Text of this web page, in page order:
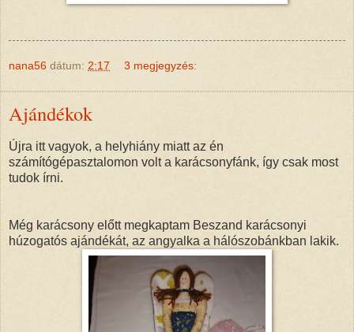
nana56 dátum: 2:17 3 megjegyzés:
Ajándékok
Újra itt vagyok, a helyhiány miatt az én
számítógépasztalomon volt a karácsonyfánk, így csak most
tudok írni.
Még karácsony előtt megkaptam Beszand karácsonyi
húzogatós ajándékát, az angyalka a hálószobánkban lakik.